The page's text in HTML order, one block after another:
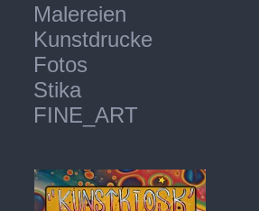
Malereien
Kunstdrucke
Fotos
Stika
FINE_ART